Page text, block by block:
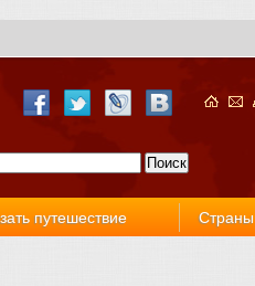
путешествие Страны